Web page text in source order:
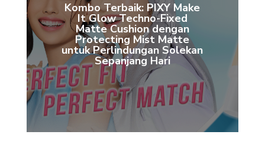
Kombo Terbaik: PIXY Make
It Glow Techno-Fixed
Matte Cushion dengan
Protecting Mist Matte
untuk Perlindungan Solekan
Sepanjang Hari